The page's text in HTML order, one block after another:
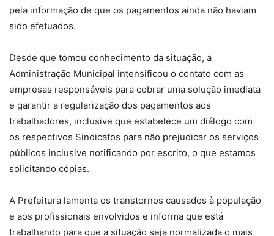
pela informação de que os pagamentos ainda não haviam
sido efetuados.
Desde que tomou conhecimento da situação, a
Administração Municipal intensificou o contato com as
empresas responsáveis para cobrar uma solução imediata
e garantir a regularização dos pagamentos aos
trabalhadores, inclusive que estabelece um diálogo com
os respectivos Sindicatos para não prejudicar os serviços
públicos inclusive notificando por escrito, o que estamos
solicitando cópias.
A Prefeitura lamenta os transtornos causados à população
e aos profissionais envolvidos e informa que está
trabalhando para que a situação seja normalizada o mais